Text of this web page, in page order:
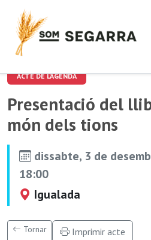
ACTE DE L'AGENDA
Presentació del
món dels tions
dissabte, 3 de
18:00
Igualada
Tornar Imprimir acte